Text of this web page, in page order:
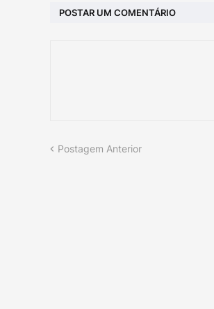
POSTAR UM COMENTÁRIO
Postagem Anterior